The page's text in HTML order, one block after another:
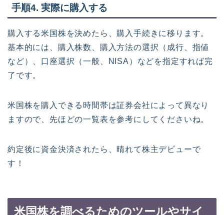
手順4. 実際に購入する
購入する米国株を決めたら、購入手続きに移ります。
基本的には、購入株数、購入方法の選択（成行、指値
など）、口座選択（一般、NISA）などを指定すれば完
了です。
米国株を購入できる時間帯は証券会社によって異なり
ますので、先ほどの一覧表を参考にしてくださいね。
約定後に資金決済されたら、晴れて株主デビューで
す！
米国株を調べるためのツールやサイ